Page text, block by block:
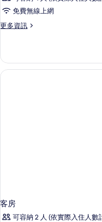
免費無線上網
更多資訊
更
的
詳
情
客房
可容納 2 人 (依實際入住人數